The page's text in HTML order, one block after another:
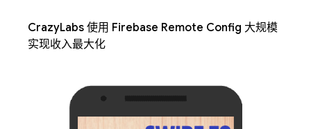
CrazyLabs 使用 Firebase Remote Config 大规模
实现收入最大化